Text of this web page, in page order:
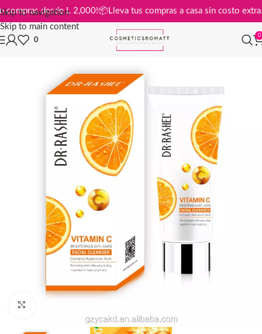
Skip to navigation
Skip to main content
en compras desde L 2,000! 📦Lleva tus compras a casa sin costo
0
0